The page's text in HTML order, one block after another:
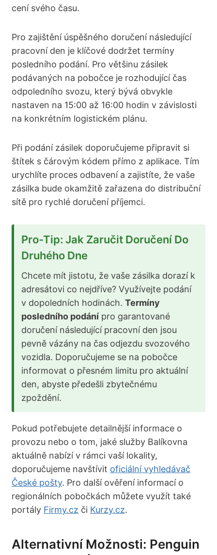
cení svého času.
Pro zajištění úspěšného doručení následující
pracovní den je klíčové dodržet termíny
posledního podání. Pro většinu zásilek
podávaných na pobočce je rozhodující čas
odpoledního svozu, který bývá obvykle
nastaven na 15:00 až 16:00 hodin v závislosti
na konkrétním logistickém plánu.
Při podání zásilek doporučujeme připravit si
štítek s čárovým kódem přímo z aplikace. Tím
urychlíte proces odbavení a zajistíte, že vaše
zásilka bude okamžitě zařazena do distribuční
sítě pro rychlé doručení příjemci.
Pro-Tip: Jak Zaručit Doručení Do
Druhého Dne
Chcete mít jistotu, že vaše zásilka dorazí k
adresátovi co nejdříve? Využívejte podání
v dopoledních hodinách. Termíny
posledního podání pro garantované
doručení následující pracovní den jsou
pevně vázány na čas odjezdu svozového
vozidla. Doporučujeme se na pobočce
informovat o přesném limitu pro aktuální
den, abyste předešli zbytečnému
zpoždění.
Pokud potřebujete detailnější informace o
provozu nebo o tom, jaké služby Balíkovna
aktuálně nabízí v rámci vaší lokality,
doporučujeme navštívit oficiální vyhledávač
České pošty. Pro další ověření informací o
regionálních pobočkách můžete využít také
portály Firmy.cz či Kurzy.cz.
Alternativní Možnosti: Penguin